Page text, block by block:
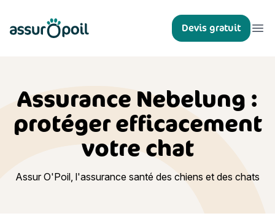
Assur O'Poil Devis gratuit
Assurance Nebelung :
protéger efficacement
votre chat
Assur O'Poil, l'assurance santé des chiens et des chats